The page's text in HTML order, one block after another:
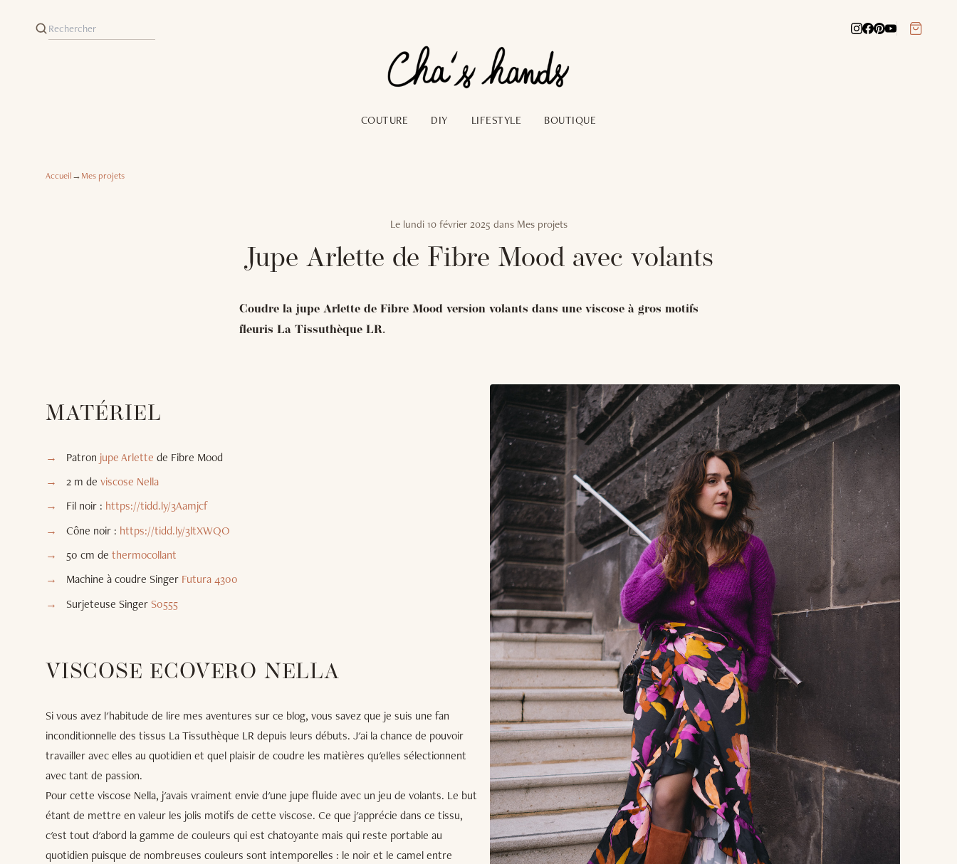
COUTURE DIY LIFESTYLE BOUTIQUE
Accueil→Mes projets
Le lundi 10 février 2025 dans Mes projets
Jupe Arlette de Fibre Mood avec volants
Coudre la jupe Arlette de Fibre Mood version volants dans une viscose à gros motifs
fleuris La Tissuthèque LR.
MATÉRIEL
Patron jupe Arlette de Fibre Mood
2 m de viscose Nella
Fil noir : https://tidd.ly/3Aamjcf
Cône noir : https://tidd.ly/3ltXWQO
50 cm de thermocollant
Machine à coudre Singer Futura 4300
Surjeteuse SingerS0555
VISCOSE ECOVERO NELLA
Si vous avez l'habitude de lire mes aventures sur ce blog, vous savez que je suis une fan
inconditionnelle des tissus La Tissuthèque LR depuis leurs débuts. J'ai la chance de pouvoir
travailler avec elles au quotidien et quel plaisir de coudre les matières qu'elles sélectionnent
avec tant de passion.
Pour cette viscose Nella, j'avais vraiment envie d'une jupe fluide avec un jeu de volants. Le but
étant de mettre en valeur les jolis motifs de cette viscose. Ce que j'apprécie dans ce tissu,
c'est tout d'abord la gamme de couleurs qui est chatoyante mais qui reste portable au
quotidien puisque de nombreuses couleurs sont intemporelles : le noir et le camel entre